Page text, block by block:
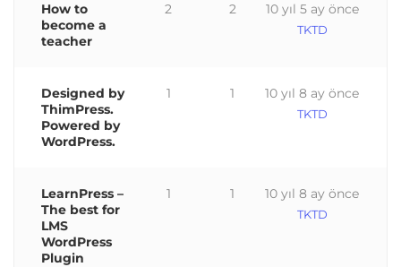
How to
become a
teacher
2 2 10 yıl 5 ay önce
TKTD
Designed by
ThimPress.
Powered by
WordPress.
1 1 10 yıl 8 ay önce
TKTD
LearnPress –
The best for
LMS
WordPress
Plugin
1 1 10 yıl 8 ay önce
TKTD